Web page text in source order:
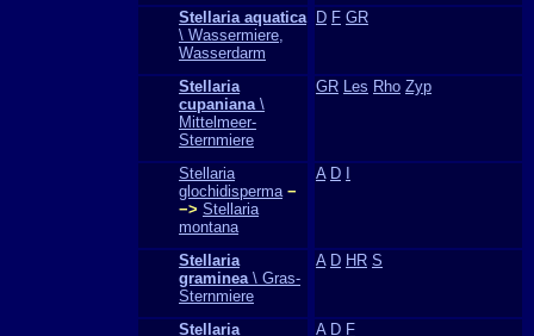
Stellaria aquatica
\ Wassermiere,
Wasserdarm
D F GR
Stellaria
cupaniana\
Mittelmeer-
Sternmiere
GR Les Rho Zyp
Stellaria
glochidisperma −
−> Stellaria
montana
A D
Stellaria
graminea\ Gras-
Sternmiere
A D HR S
Stellaria
A D F